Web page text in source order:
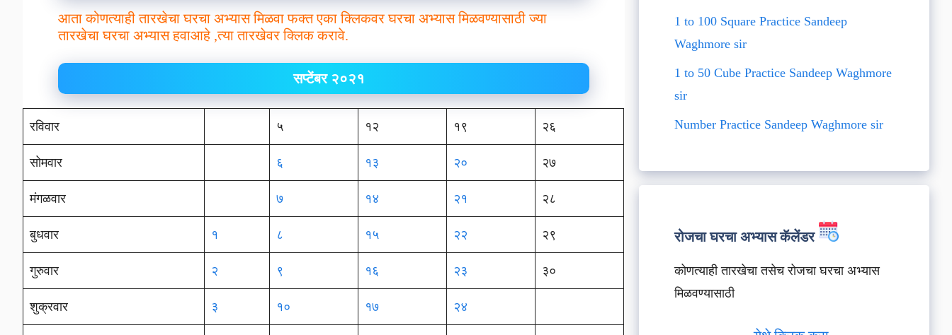
आता कोणत्याही तारखेचा घरचा अभ्यास मिळवा फक्त एका क्लिकवर घरचा अभ्यास मिळवण्यासाठी ज्या
तारखेचा घरचा अभ्यास हवाआहे ,त्या तारखेवर क्लिक करावे.
सप्टेंबर २०२१
रविवार ५ १२ १९ २६
सोमवार ६ १३ २० २७
मंगळवार ७ १४ २१ २८
बुधवार १ ८ १५ २२ २९
गुरुवार २ ९ १६ २३ ३०
शुक्रवार ३ १० १७ २४
1 to 100 Square Practice Sandeep
Waghmore sir
1 to 50 Cube Practice Sandeep Waghmore
sir
Number Practice Sandeep Waghmore sir
रोजचा घरचा अभ्यास कॅलेंडर
कोणत्याही तारखेचा तसेच रोजचा घरचा अभ्यास
मिळवण्यासाठी